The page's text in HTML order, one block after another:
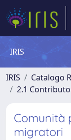
IRIS
IRIS Catalogo
2.1
Comunità
migratori